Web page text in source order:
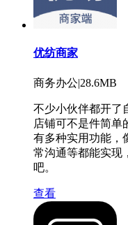
优纺商家
商务办公|28.6MB
不少小伙伴都开了
店铺可不是件简单
有多种实用功能，
常沟通等都能实现
吧。
查看